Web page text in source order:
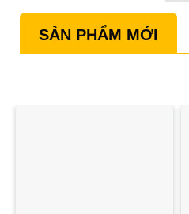
SẢN PHẨM MỚI